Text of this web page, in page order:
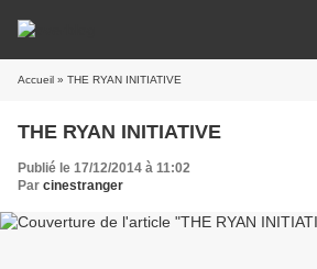
Accueil » THE RYAN INITIATIVE
THE RYAN INITIATIVE
Publié le 17/12/2014 à 11:02
Par cinestranger